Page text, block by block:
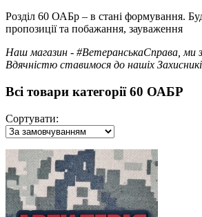
Розділ 60 ОАБр – в стані формування.
пропозиції та побажання, зауваження
Наш магазин - #ВетеранськаСправа, ми
Вдячністю ставимося до нашіх
Всі товари категорії 60 ОАБР
Сортувати: